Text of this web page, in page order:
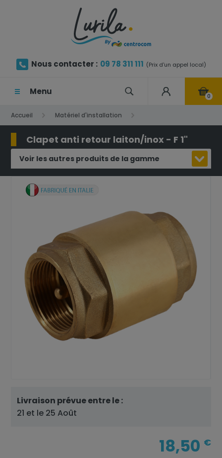
Nous contacter : 09 78 311 111 (Prix d'un appel local)
Menu 0
Accueil Matériel d'installation
Clapet anti retour laiton/inox - F 1"
Clapet anti retour laiton/inox - F 1"
Voir les autres produits de la gamme
Livraison prévue entre le :
21 et le 25 Août
18,50 €